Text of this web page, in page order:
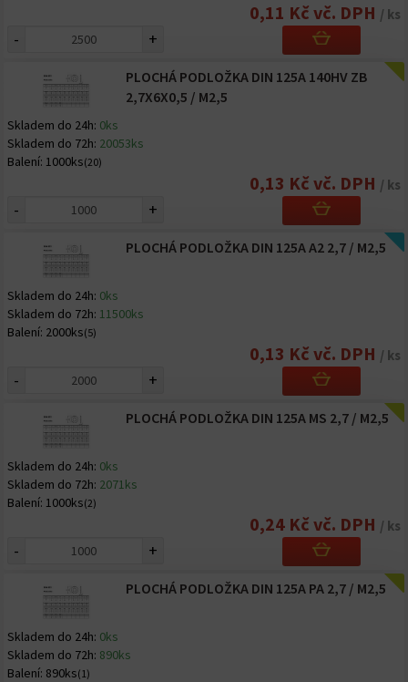
0,11 Kč vč. DPH / ks
- +
PLOCHÁ PODLOŽKA DIN 125A 140HV ZB
2,7X6X0,5 / M2,5
Skladem do 24h: 0ks
Skladem do 72h: 20053ks
Balení: 1000ks(20)
0,13 Kč vč. DPH / ks
- +
PLOCHÁ PODLOŽKA DIN 125A A2 2,7 / M2,5
Skladem do 24h: 0ks
Skladem do 72h: 11500ks
Balení: 2000ks(5)
0,13 Kč vč. DPH / ks
- +
PLOCHÁ PODLOŽKA DIN 125A MS 2,7 / M2,5
Skladem do 24h: 0ks
Skladem do 72h: 2071ks
Balení: 1000ks(2)
0,24 Kč vč. DPH / ks
- +
PLOCHÁ PODLOŽKA DIN 125A PA 2,7 / M2,5
Skladem do 24h: 0ks
Skladem do 72h: 890ks
Balení: 890ks(1)